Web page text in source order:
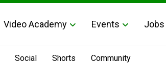
Video Academy Events Jobs
Social Shorts Community